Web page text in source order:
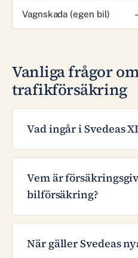
Vagnskada (egen bil)
Vanliga frågor
trafikförsäkring
Vad ingår i Svedeas
Vem är
bilförsäkring?
När gäller Svedeas